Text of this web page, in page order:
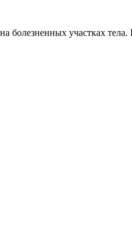
болезненных участках